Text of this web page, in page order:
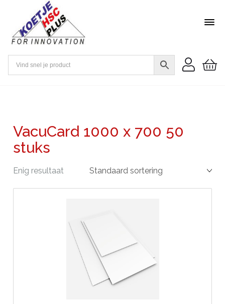
VacuCard 1000 x 700 50
stuks
Enig resultaat